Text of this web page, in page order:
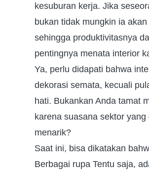
kesuburan kerja. Jika
bukan tidak mungkin ia
sehingga produktivitasnya
pentingnya menata interior
Ya, perlu didapati bahwa
dekorasi semata, kecuali
hati. Bukankan Anda tamat
karena suasana sektor
menarik?
Saat ini, bisa dikatakan
Berbagai rupa Tentu saja,